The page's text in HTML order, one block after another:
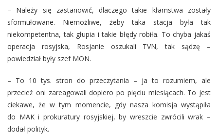
– Należy się zastanowić, dlaczego takie kłamstwa zostały
sformułowane. Niemożliwe, żeby taka stacja była tak
niekompetentna, tak głupia i takie błędy robiła. To chyba jakaś
operacja rosyjska, Rosjanie oszukali TVN, tak sądzę –
powiedział były szef MON.
– To 10 tys. stron do przeczytania – ja to rozumiem, ale
przecież oni zareagowali dopiero po pięciu miesiącach. To jest
ciekawe, że w tym momencie, gdy nasza komisja wystąpiła
do MAK i prokuratury rosyjskiej, by wreszcie zwrócili wrak –
dodał polityk.